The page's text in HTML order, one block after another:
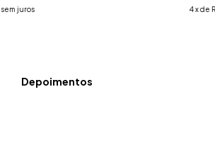
sem juros 4 x de
Depoimentos